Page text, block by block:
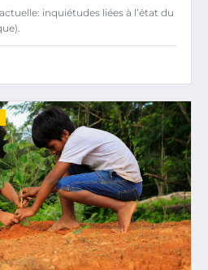
inquiétudes liées à l’état du